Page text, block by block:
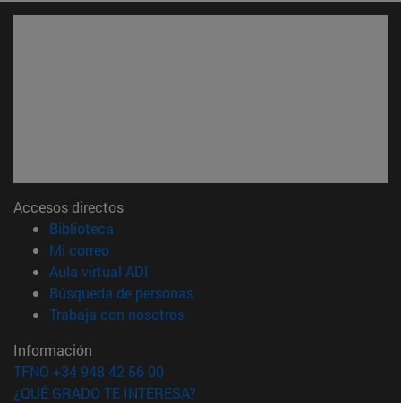
Accesos directos
Biblioteca
Mi correo(abre en nueva ventana)
Aula virtual ADI
Búsqueda de personas(abre en nueva ventana)
Trabaja con nosotros(abre en nueva ventana)
Información
TFNO +34 948 42 56 00
¿QUÉ GRADO TE INTERESA?